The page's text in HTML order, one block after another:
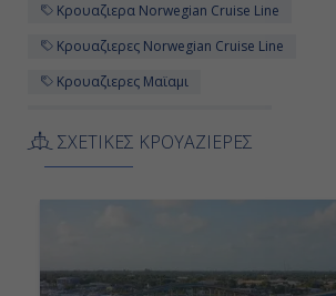
Κρουαζιερα Norwegian Cruise Line
Κρουαζιερες Norwegian Cruise Line
Κρουαζιερες Μαϊαμι
Κρουαζιερα Μαϊαμι
Κρουαζιερα
ΣΧΕΤΙΚΕΣ ΚΡΟΥΑΖΙΕΡΕΣ